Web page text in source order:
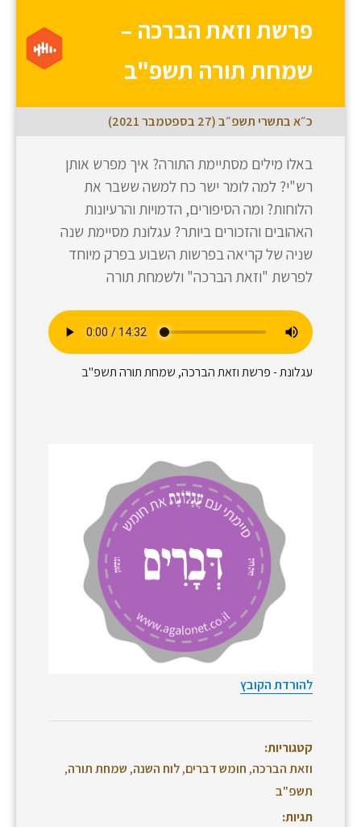
פרשת וזאת הברכה –
שמחת תורה תשפ"ב
כ״א בתשרי תשפ״ב (27 בספטמבר 2021)
באלו מילים מסתיימת התורה? איך מפרש אותן
רש"י? למה לומר ישר כח למשה ששבר את
הלוחות? ומה הסיפורים, הדמויות והרעיונות
האהובים והזכורים ביותר? עגלונת מסיימת שנה
שניה של קריאה בפרשות השבוע בפרק מיוחד
לפרשת "וזאת הברכה" ולשמחת תורה
עגלונת - פרשת וזאת הברכה, שמחת תורה תשפ"ב
להורדת הקובץ
קטגוריות:
וזאת הברכה, חומש דברים,לוח השנה, שמחת תורה,
תשפ"ב
תגיות: